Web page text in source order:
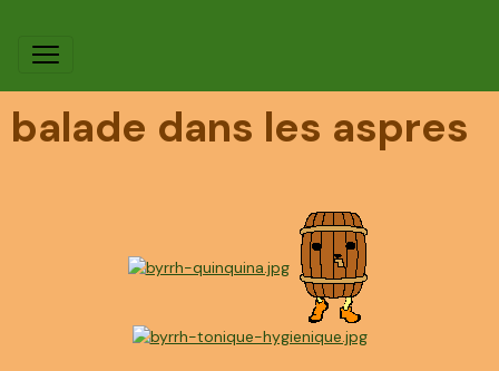
balade dans les aspres